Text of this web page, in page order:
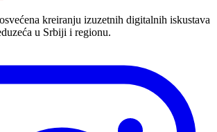
kreiranju izuzetnih digitalnih iskustava
u Srbiji i regionu.